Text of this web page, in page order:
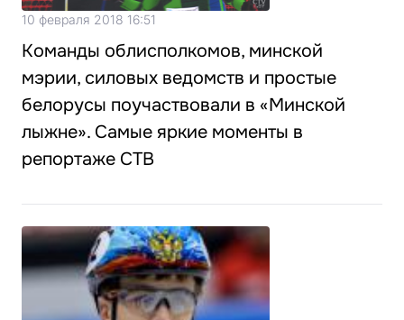
10 февраля 2018 16:51
Команды облисполкомов, минской
мэрии, силовых ведомств и простые
белорусы поучаствовали в «Минской
лыжне». Самые яркие моменты в
репортаже СТВ